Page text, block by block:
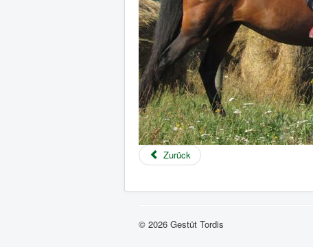
Zurück
© 2026 Gestüt Tordis